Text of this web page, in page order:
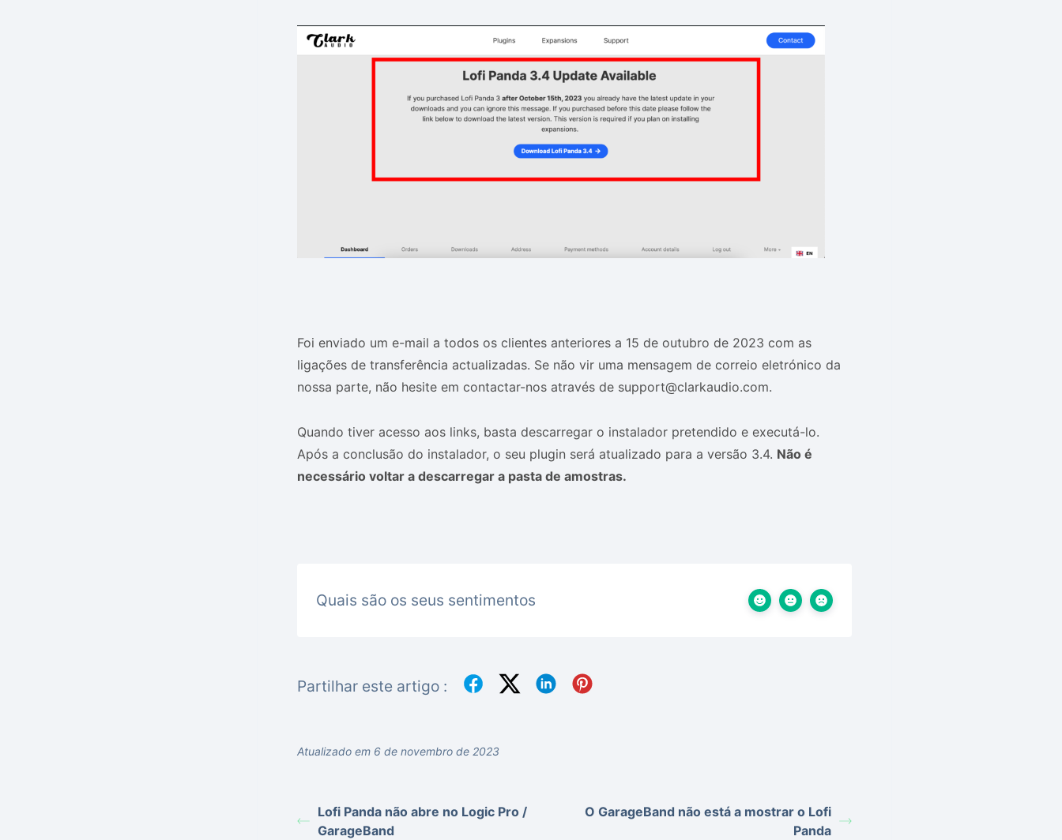
Foi enviado um e-mail a todos os clientes anteriores a 15 de outubro de 2023 com as
ligações de transferência actualizadas. Se não vir uma mensagem de correio eletrónico da
nossa parte, não hesite em contactar-nos através de support@clarkaudio.com.
Quando tiver acesso aos links, basta descarregar o instalador pretendido e executá-lo.
Após a conclusão do instalador, o seu plugin será atualizado para a versão 3.4. Não é
necessário voltar a descarregar a pasta de amostras.
Quais são os seus sentimentos
Partilhar este artigo :
Atualizado em 6 de novembro de 2023
Lofi Panda não abre no Logic Pro /
GarageBand
O GarageBand não está a mostrar o Lofi
Panda